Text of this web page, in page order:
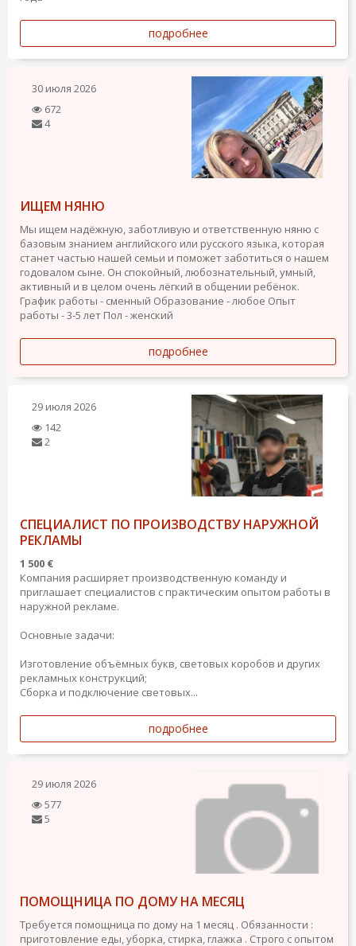
подробнее
30 июля 2026
672
4
ИЩЕМ НЯНЮ
Мы ищем надёжную, заботливую и ответственную няню с
базовым знанием английского или русского языка, которая
станет частью нашей семьи и поможет заботиться о нашем
годовалом сыне. Он спокойный, любознательный, умный,
активный и в целом очень лёгкий в общении ребёнок.
График работы - сменный Образование - любое Опыт
работы - 3-5 лет Пол - женский
подробнее
29 июля 2026
142
2
СПЕЦИАЛИСТ ПО ПРОИЗВОДСТВУ НАРУЖНОЙ
РЕКЛАМЫ
1 500 €
Компания расширяет производственную команду и
приглашает специалистов с практическим опытом работы в
наружной рекламе.
Основные задачи:
Изготовление объёмных букв, световых коробов и других
рекламных конструкций;
Сборка и подключение световых...
подробнее
29 июля 2026
577
5
ПОМОЩНИЦА ПО ДОМУ НА МЕСЯЦ
Требуется помощница по дому на 1 месяц . Обязанности :
приготовление еды, уборка, стирка, глажка . Строго с опытом